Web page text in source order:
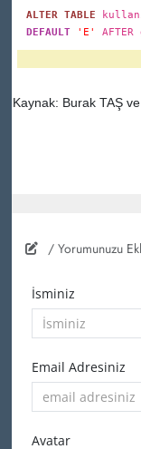
ALTER TABLE
DEFAULT
'E'
Kaynak: Burak TAŞ
/ Yorumunuzu
İsminiz
Email Adresiniz
Avatar